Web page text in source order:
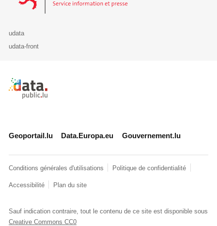
udata
udata-front
Retour à l'accueil de data.public.lu
Geoportail.lu Data.Europa.eu Gouvernement.lu
Conditions générales d'utilisations Politique de confidentialité
Accessibilité Plan du site
Sauf indication contraire, tout le contenu de ce site est disponible sous
Creative Commons CC0